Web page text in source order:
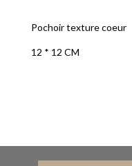
Pochoir texture coeur
12 * 12 CM